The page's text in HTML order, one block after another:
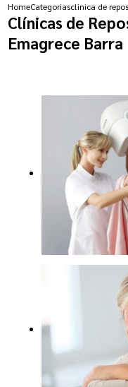
HomeCategoriasclinica de
Clínicas de
Emagrece Barra